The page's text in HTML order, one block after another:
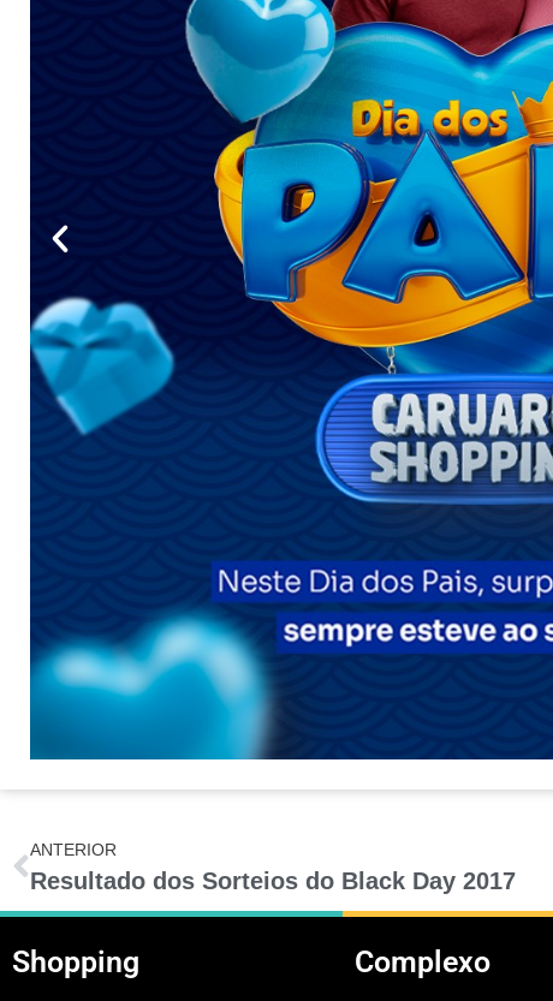
ANTERIOR
Resultado dos Sorteios do Black Day 2017
Shopping Complexo